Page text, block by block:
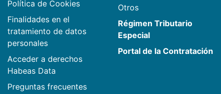
Política de Cookies
Finalidades en el
tratamiento de datos
personales
Acceder a derechos
Habeas Data
Preguntas frecuentes
Otros
Régimen Tributario
Especial
Portal de la Contratación